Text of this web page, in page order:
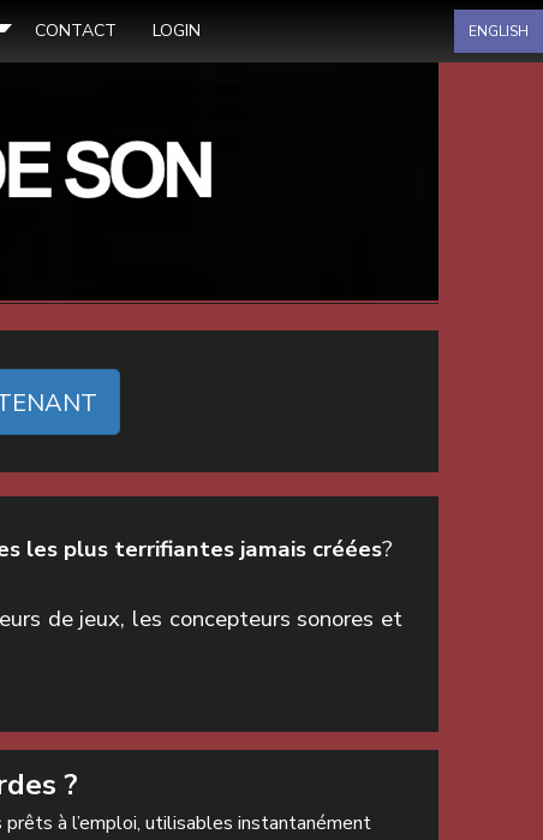
CONTACT LOGIN ENGLISH
les plus terrifiantes jamais créées?
de jeux, les concepteurs sonores et
?
à l’emploi, utilisables instantanément